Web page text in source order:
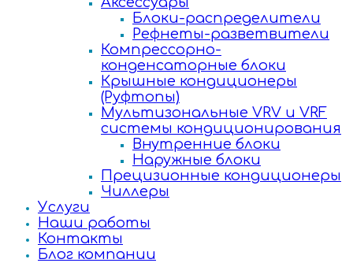
Блоки-распределители
Рефнеты-разветвители
Компрессорно-
конденсаторные блоки
Крышные кондиционеры
(Руфтопы)
Мультизональные VRV и VRF
системы кондиционирования
Внутренние блоки
Наружные блоки
Прецизионные кондиционеры
Чиллеры
Услуги
Наши работы
Контакты
Блог компании